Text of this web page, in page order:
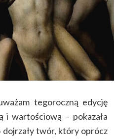
tegoroczną edycję
i wartościową – pokazała
twór, który oprócz